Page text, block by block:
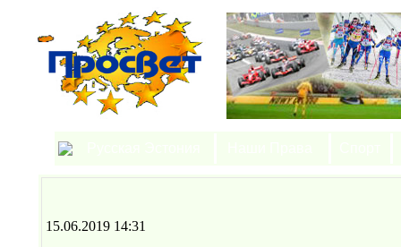
15.06.2019 14:31